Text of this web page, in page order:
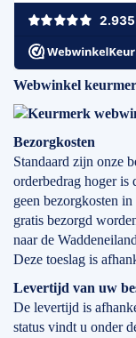
Webwinkel
Bezorgkosten
Standaard zijn onze
orderbedrag hoger
geen bezorgkosten
gratis bezorgd
naar de
Deze toeslag is
Levertijd van uw
De levertijd is
status vindt u onder